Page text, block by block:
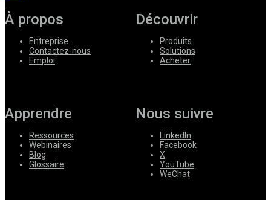
À propos
Entreprise
Contactez-nous
Emploi
Découvrir
Produits
Solutions
Acheter
Apprendre
Ressources
Webinaires
Blog
Glossaire
Nous suivre
LinkedIn
Facebook
X
YouTube
WeChat